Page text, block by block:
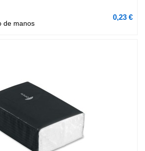
de manos
0,23 €